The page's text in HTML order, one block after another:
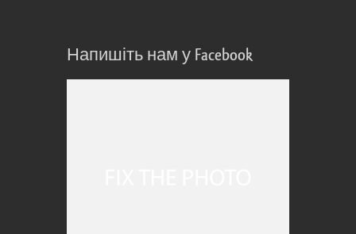
Напишіть нам у Facebook